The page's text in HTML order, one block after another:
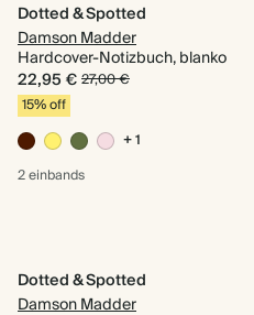
Dotted & Spotted
Damson Madder
Hardcover-Notizbuch, blanko
22,95 €27,00 €
15% off
+ 1
2 einbands
Dotted & Spotted
Damson Madder